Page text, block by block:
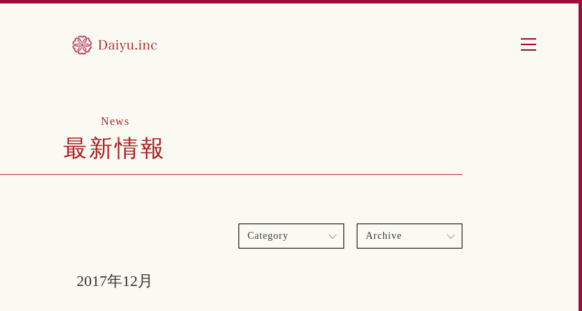
News
最新情報
2017年12月
Category Archive